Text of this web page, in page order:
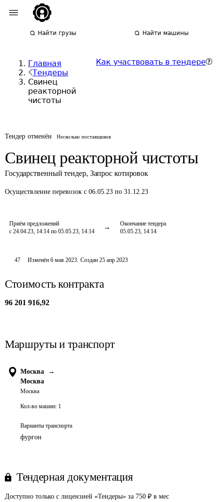
Найти грузы Найти машины
Главная
Тендеры
Свинец
реакторной
чистоты
Как участвовать в тендере
Тендер отменён Несколько поставщиков
Свинец реакторной чистоты
Государственный тендер, Запрос котировок
Осуществление перевозок с 06.05.23 по 31.12.23
Приём предложений
с 24.04.23, 14:14 по 05.05.23, 14:14
Окончание тендера
05.05.23, 14:14
47 Изменён6 мая 2023. Создан 25 апр 2023
Стоимость контракта
96 201 916,92
Маршруты и транспорт
Москва
→
Москва
Москва
Кол-во машин: 1
Варианты транспорта
фургон
Тендерная документация
Доступно только с лицензией «Тендеры» за 750 ₽ в мес